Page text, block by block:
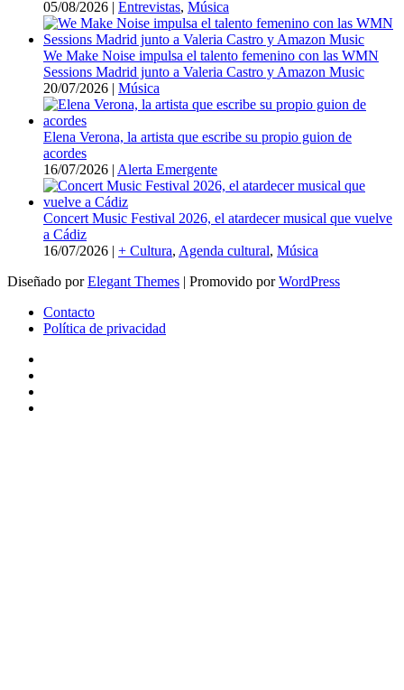
05/08/2026 | Entrevistas, Música
We Make Noise impulsa el talento femenino con las WMN
Sessions Madrid junto a Valeria Castro y Amazon Music
20/07/2026 | Música
Elena Verona, la artista que escribe su propio guion de
acordes
16/07/2026 | Alerta Emergente
Concert Music Festival 2026, el atardecer musical que vuelve
a Cádiz
16/07/2026 | + Cultura, Agenda cultural, Música
Diseñado porElegant Themes | Promovido porWordPress
Contacto
Política de privacidad